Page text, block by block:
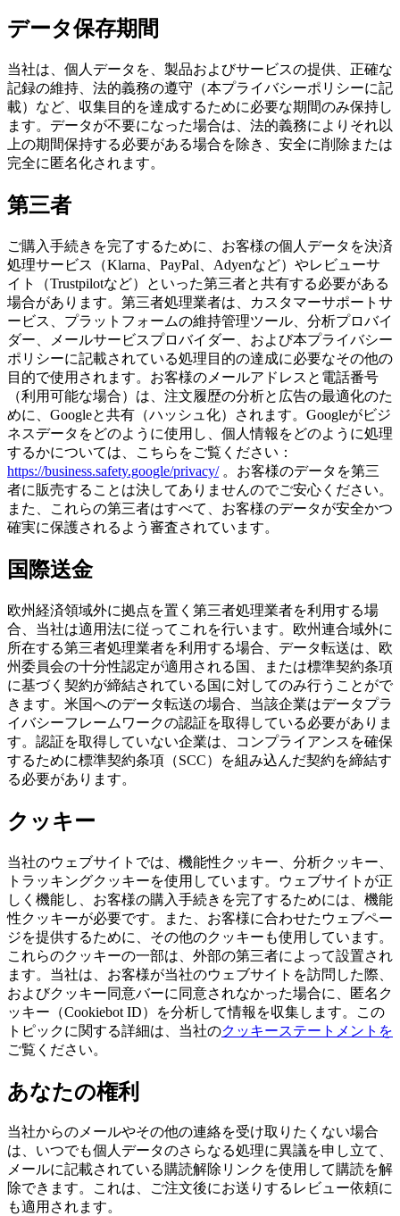
データ保存期間
当社は、個人データを、製品およびサービスの提供、正確な
記録の維持、法的義務の遵守（本プライバシーポリシーに記
載）など、収集目的を達成するために必要な期間のみ保持し
ます。データが不要になった場合は、法的義務によりそれ以
上の期間保持する必要がある場合を除き、安全に削除または
完全に匿名化されます。
第三者
ご購入手続きを完了するために、お客様の個人データを決済
処理サービス（Klarna、PayPal、Adyenなど）やレビューサ
イト（Trustpilotなど）といった第三者と共有する必要がある
場合があります。第三者処理業者は、カスタマーサポートサ
ービス、プラットフォームの維持管理ツール、分析プロバイ
ダー、メールサービスプロバイダー、および本プライバシー
ポリシーに記載されている処理目的の達成に必要なその他の
目的で使用されます。お客様のメールアドレスと電話番号
（利用可能な場合）は、注文履歴の分析と広告の最適化のた
めに、Googleと共有（ハッシュ化）されます。Googleがビジ
ネスデータをどのように使用し、個人情報をどのように処理
するかについては、こちらをご覧ください：
https://business.safety.google/privacy/。お客様のデータを第三
者に販売することは決してありませんのでご安心ください。
また、これらの第三者はすべて、お客様のデータが安全かつ
確実に保護されるよう審査されています。
国際送金
欧州経済領域外に拠点を置く第三者処理業者を利用する場
合、当社は適用法に従ってこれを行います。欧州連合域外に
所在する第三者処理業者を利用する場合、データ転送は、欧
州委員会の十分性認定が適用される国、または標準契約条項
に基づく契約が締結されている国に対してのみ行うことがで
きます。米国へのデータ転送の場合、当該企業はデータプラ
イバシーフレームワークの認証を取得している必要がありま
す。認証を取得していない企業は、コンプライアンスを確保
するために標準契約条項（SCC）を組み込んだ契約を締結す
る必要があります。
クッキー
当社のウェブサイトでは、機能性クッキー、分析クッキー、
トラッキングクッキーを使用しています。ウェブサイトが正
しく機能し、お客様の購入手続きを完了するためには、機能
性クッキーが必要です。また、お客様に合わせたウェブペー
ジを提供するために、その他のクッキーも使用しています。
これらのクッキーの一部は、外部の第三者によって設置され
ます。当社は、お客様が当社のウェブサイトを訪問した際、
およびクッキー同意バーに同意されなかった場合に、匿名ク
ッキー（Cookiebot ID）を分析して情報を収集します。この
トピックに関する詳細は、当社のクッキーステートメントを
ご覧ください。
あなたの権利
当社からのメールやその他の連絡を受け取りたくない場合
は、いつでも個人データのさらなる処理に異議を申し立て、
メールに記載されている購読解除リンクを使用して購読を解
除できます。これは、ご注文後にお送りするレビュー依頼に
も適用されます。